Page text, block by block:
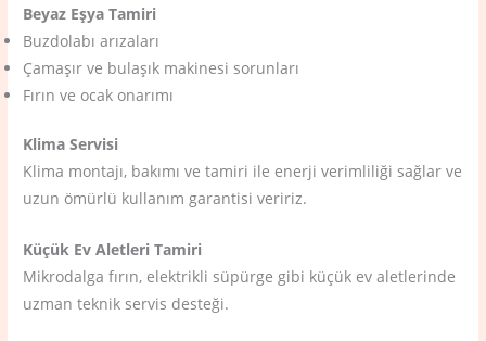
Beyaz Eşya Tamiri
Buzdolabı arızaları
Çamaşır ve bulaşık makinesi sorunları
Fırın ve ocak onarımı
Klima Servisi
Klima montajı, bakımı ve tamiri ile enerji verimliliği sağlar ve
uzun ömürlü kullanım garantisi veririz.
Küçük Ev Aletleri Tamiri
Mikrodalga fırın, elektrikli süpürge gibi küçük ev aletlerinde
uzman teknik servis desteği.